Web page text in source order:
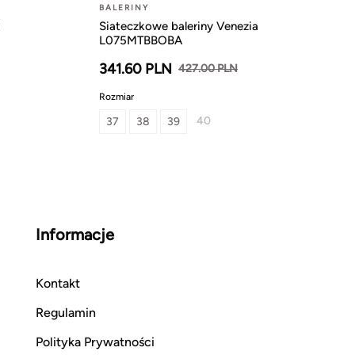
BALERINY
Siateczkowe baleriny Venezia
L075MTBBOBA
341.60 PLN 427.00 PLN
Rozmiar
37 38 39 40
Informacje
Kontakt
Regulamin
Polityka Prywatności